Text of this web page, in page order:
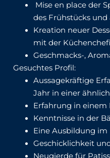
Mise en place der
des Frühstücks und
Kreation neuer
mit der
Geschmacks-,
Gesuchtes Profil:
Aussagekräftige
Jahr in einer
Erfahrung in einem
Kenntnisse in der
Eine Ausbildung
Geschicklichkeit
Neugierde für